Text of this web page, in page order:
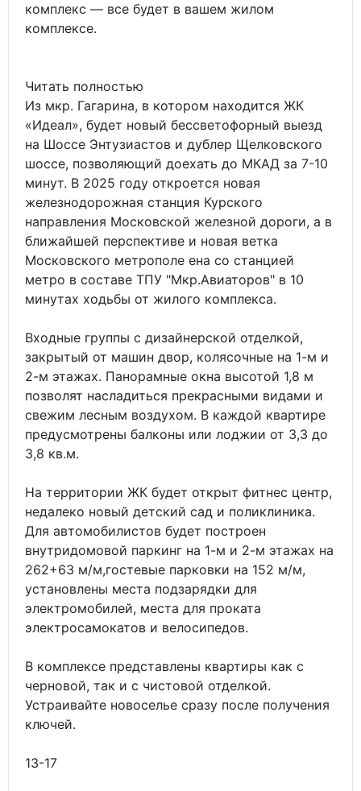
комплекс — все будет в вашем жилом
комплексе.
Читать полностью
Из мкр. Гагарина, в котором находится ЖК
«Идеал», будет новый бессветофорный выезд
на Шоссе Энтузиастов и дублер Щелковского
шоссе, позволяющий доехать до МКАД за 7-10
минут. В 2025 году откроется новая
железнодорожная станция Курского
направления Московской железной дороги, а в
ближайшей перспективе и новая ветка
Московского метрополе ена со станцией
метро в составе ТПУ "Мкр.Авиаторов" в 10
минутах ходьбы от жилого комплекса.
Входные группы с дизайнерской отделкой,
закрытый от машин двор, колясочные на 1-м и
2-м этажах. Панорамные окна высотой 1,8 м
позволят насладиться прекрасными видами и
свежим лесным воздухом. В каждой квартире
предусмотрены балконы или лоджии от 3,3 до
3,8 кв.м.
На территории ЖК будет открыт фитнес центр,
недалеко новый детский сад и поликлиника.
Для автомобилистов будет построен
внутридомовой паркинг на 1-м и 2-м этажах на
262+63 м/м,гостевые парковки на 152 м/м,
установлены места подзарядки для
электромобилей, места для проката
электросамокатов и велосипедов.
В комплексе представлены квартиры как с
черновой, так и с чистовой отделкой.
Устраивайте новоселье сразу после получения
ключей.
13-17